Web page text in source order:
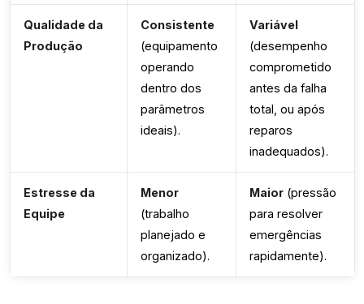
Qualidade da
Produção
Consistente
(equipamento
operando
dentro dos
parâmetros
ideais).
Variável
(desempenho
comprometido
antes da falha
total, ou após
reparos
inadequados).
Estresse da
Equipe
Menor
(trabalho
planejado e
organizado).
Maior (pressão
para resolver
emergências
rapidamente).